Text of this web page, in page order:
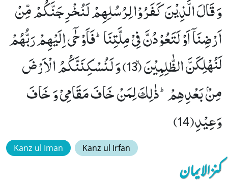
وَ قَالَ الَّذِیْنَ كَفَرُوْا لِرُسُلِهِمْ لَنُخْرِجَنَّكُمْ مِّنْ
اَرْضِنَاۤ اَوْ لَتَعُوْدُنَّ فِیْ مِلَّتِنَاؕ-فَاَوْحٰۤى اِلَیْهِمْ رَبُّهُمْ
لَنُهْلِكَنَّ الظّٰلِمِیْنَۙ (13) وَ لَنُسْكِنَنَّكُمُ الْاَرْضَ
مِنْۢ بَعْدِهِمْؕ-ذٰلِكَ لِمَنْ خَافَ مَقَامِیْ وَ خَافَ
وَعِیْدِ(14)
Kanz ul Iman Kanz ul Irfan
کنزالایمان